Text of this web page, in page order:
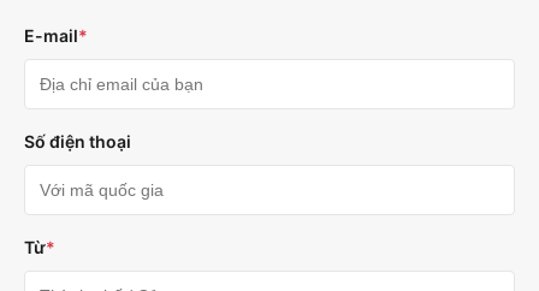
E-mail*
Số điện thoại
Từ*